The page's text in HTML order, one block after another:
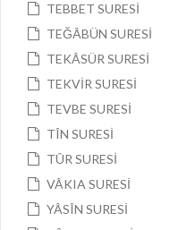
TEBBET SURESİ
TEĞÂBÜN SURESİ
TEKÂSÜR SURESİ
TEKVİR SURESİ
TEVBE SURESİ
TÎN SURESİ
TÛR SURESİ
VÂKIA SURESİ
YÂSÎN SURESİ